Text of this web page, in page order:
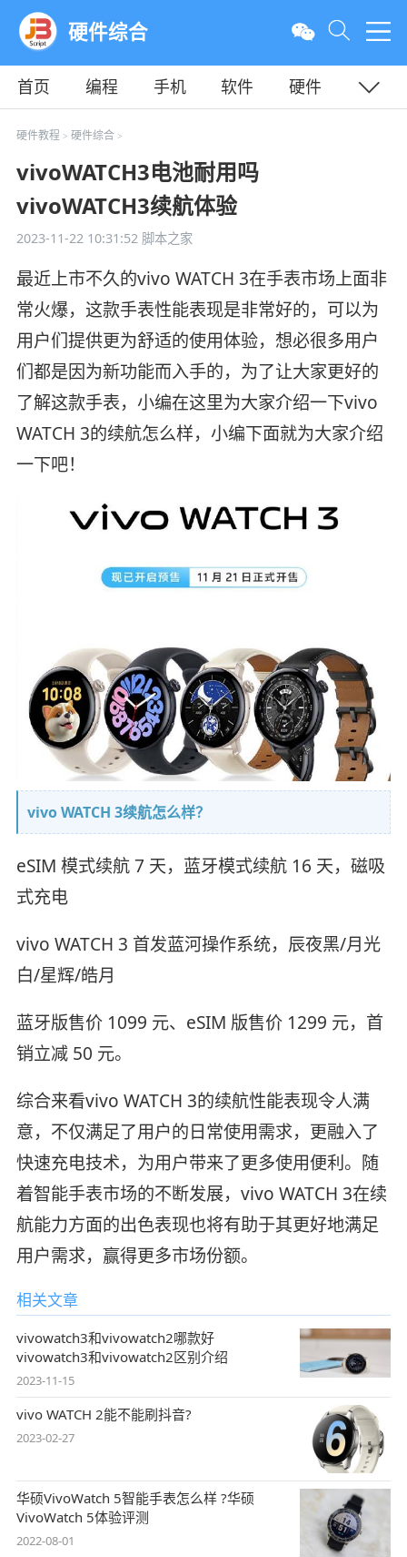
硬件综合
首页 编程 手机 软件
硬件
教程
平面
硬件教程 > 硬件综合>
vivoWATCH3电池耐用吗
vivoWATCH3续航体验
2023-11-22 10:31:52脚本之家
最近上市不久的vivo WATCH 3在手表市场上面非
常火爆，这款手表性能表现是非常好的，可以为
用户们提供更为舒适的使用体验，想必很多用户
们都是因为新功能而入手的，为了让大家更好的
了解这款手表，小编在这里为大家介绍一下vivo
WATCH 3的续航怎么样，小编下面就为大家介绍
一下吧！
vivo WATCH 3续航怎么样？
eSIM 模式续航 7 天，蓝牙模式续航 16 天，磁吸
式充电
vivo WATCH 3 首发蓝河操作系统，辰夜黑/月光
白/星辉/皓月
蓝牙版售价 1099 元、eSIM 版售价 1299 元，首
销立减 50 元。
综合来看vivo WATCH 3的续航性能表现令人满
意，不仅满足了用户的日常使用需求，更融入了
快速充电技术，为用户带来了更多使用便利。随
着智能手表市场的不断发展，vivo WATCH 3在续
航能力方面的出色表现也将有助于其更好地满足
用户需求，赢得更多市场份额。
相关文章
vivowatch3和vivowatch2哪款好
vivowatch3和vivowatch2区别介绍
2023-11-15
vivo WATCH 2能不能刷抖音?
2023-02-27
华硕VivoWatch 5智能手表怎么样 ?华硕
VivoWatch 5体验评测
2022-08-01